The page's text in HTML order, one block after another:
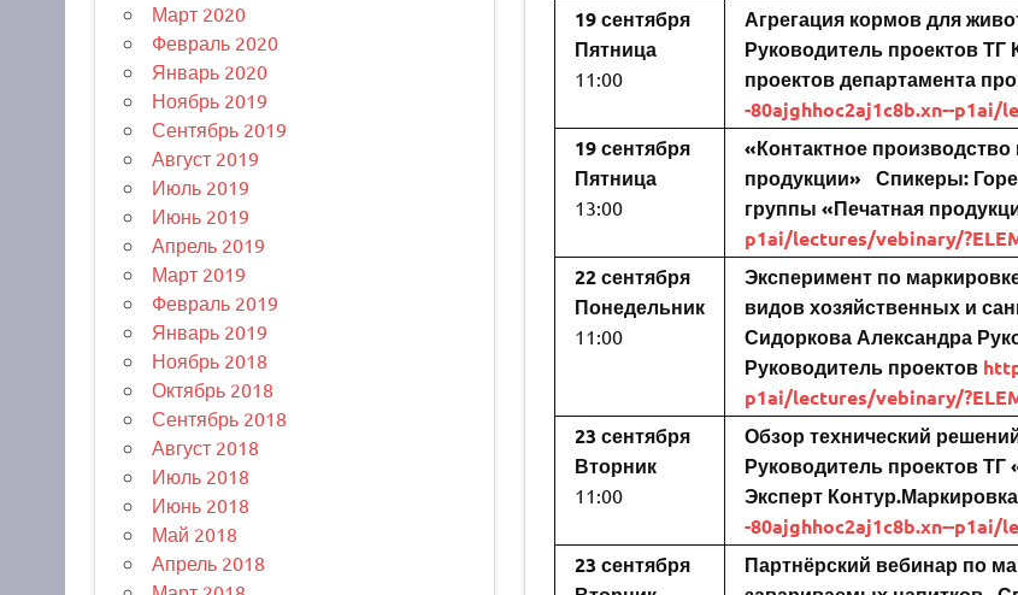
19 сентября
Пятница
11:00
Агрегация кормов для
Руководитель проектов ТГ
проектов департамента
-80ajghhoc2aj1c8b.xn--p1ai/
19 сентября
Пятница
13:00
«Контактное
продукции»
Спикеры:
группы «Печатная
p1ai/lectures/vebinary/
22 сентября
Понедельник
11:00
Эксперимент по
видов хозяйственных и
Сидоркова Александра
Руководитель проектов
p1ai/lectures/vebinary/
23 сентября
Вторник
11:00
Обзор технический
Руководитель проектов
Эксперт
-80ajghhoc2aj1c8b.xn--p1ai/
23 сентября
Партнёрский вебинар по
Март 2020
Февраль 2020
Январь 2020
Ноябрь 2019
Сентябрь 2019
Август 2019
Июль 2019
Июнь 2019
Апрель 2019
Март 2019
Февраль 2019
Январь 2019
Ноябрь 2018
Октябрь 2018
Сентябрь 2018
Август 2018
Июль 2018
Июнь 2018
Май 2018
Апрель 2018